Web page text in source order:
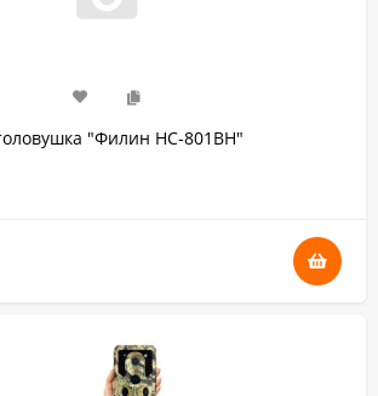
"Филин HC-801BH"